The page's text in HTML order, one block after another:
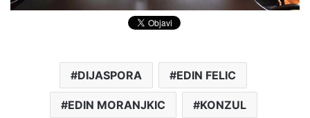
DIJASPORA EDIN FELIC
EDIN MORANJKIC KONZUL